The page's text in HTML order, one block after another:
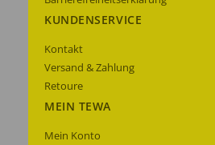
KUNDENSERVICE
Kontakt
Versand & Zahlung
Retoure
MEIN TEWA
Mein Konto